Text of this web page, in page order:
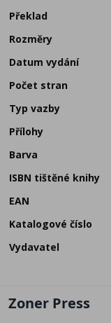
Překlad
Rozměry
Datum vydání
Počet stran
Typ vazby
Přílohy
Barva
ISBN tištěné knihy
EAN
Katalogové číslo
Vydavatel
Zoner Press